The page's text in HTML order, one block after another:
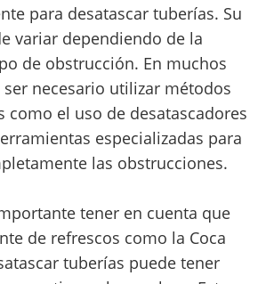
para desatascar tuberías. Su
variar dependiendo de la
de obstrucción. En muchos
ser necesario utilizar métodos
como el uso de desatascadores
especializadas para
las obstrucciones.
tener en cuenta que
de refrescos como la Coca
tuberías puede tener